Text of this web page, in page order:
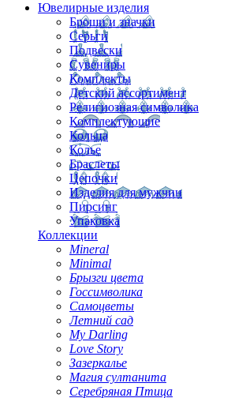
Ювелирные изделия
Броши и значки
Серьги
Подвески
Сувениры
Комплекты
Детский ассортимент
Религиозная символика
Комплектующие
Кольца
Колье
Браслеты
Цепочки
Изделия для мужчин
Пирсинг
Упаковка
Коллекции
Mineral
Minimal
Брызги цвета
Госсимволика
Самоцветы
Летний сад
My Darling
Love Story
Зазеркалье
Магия султанита
Серебряная Птица